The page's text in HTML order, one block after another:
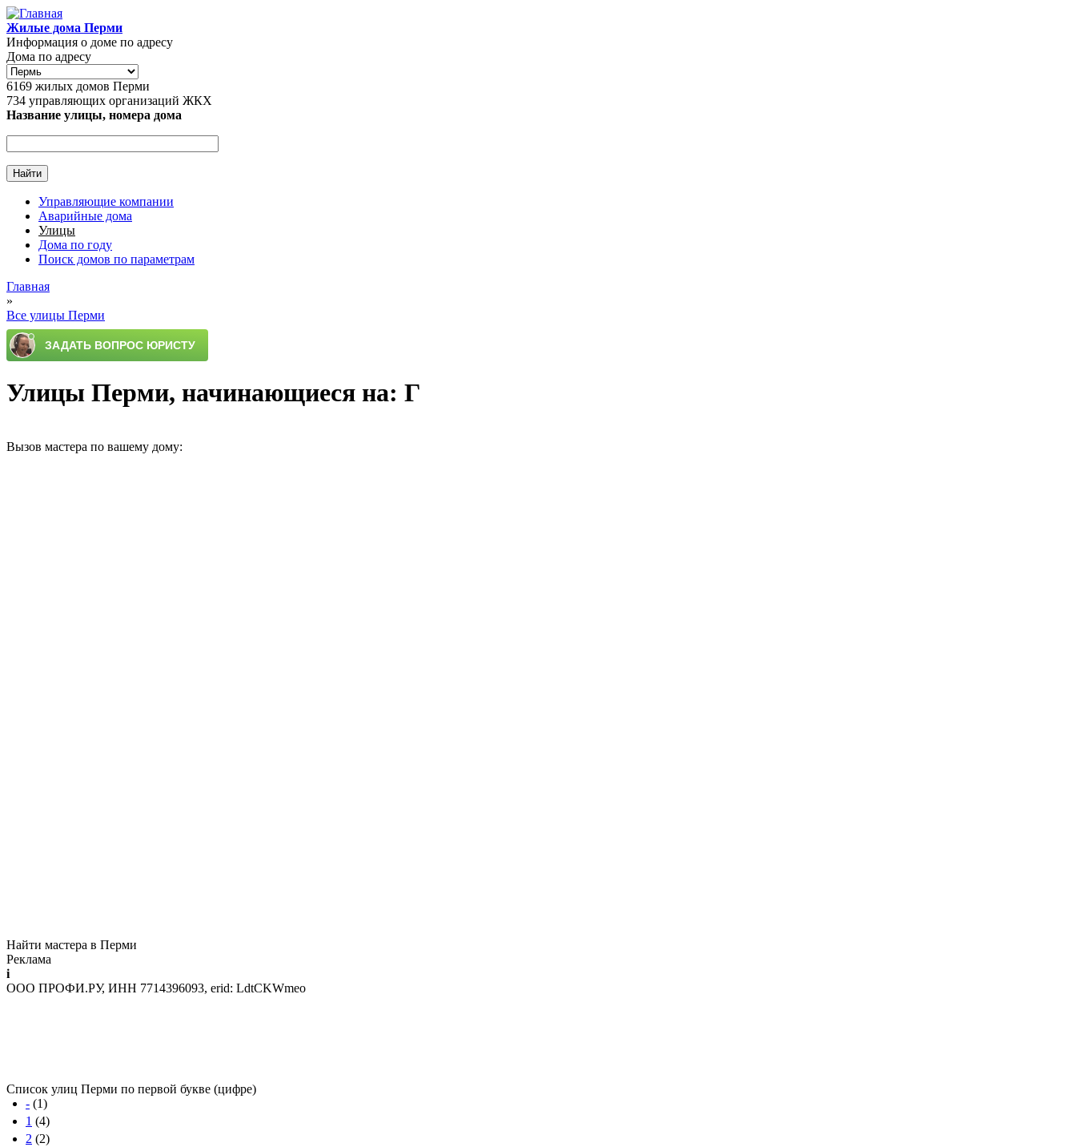
Перейти к основному содержанию
Жилые дома Перми
Информация о доме по адресу
Дома по адресу
6169 жилых домов Перми
734 управляющих организаций ЖКХ
Название улицы, номера дома
Главное меню
Управляющие компании
Аварийные дома
Улицы
Дома по году
Поиск домов по параметрам
Вы здесь
Главная
»
Все улицы Перми
Улицы Перми, начинающиеся на: Г
Вызов мастера по вашему дому:
Найти мастера в Перми
Реклама
i
ООО ПРОФИ.РУ, ИНН 7714396093, erid: LdtCKWmeo
Список улиц Перми по первой букве (цифре)
- (1)
1 (4)
2 (2)